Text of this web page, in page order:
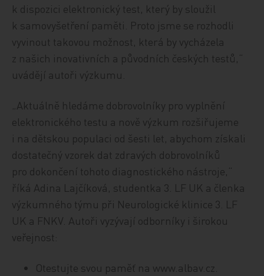
k dispozici elektronický test, který by sloužil
k samovyšetření paměti. Proto jsme se rozhodli
vyvinout takovou možnost, která by vycházela
z našich inovativních a původních českých testů,“
uvádějí autoři výzkumu.
„Aktuálně hledáme dobrovolníky pro vyplnění
elektronického testu a nově výzkum rozšiřujeme
i na dětskou populaci od šesti let, abychom získali
dostatečný vzorek dat zdravých dobrovolníků
pro dokončení tohoto diagnostického nástroje,“
říká Adina Lajčíková, studentka 3. LF UK a členka
výzkumného týmu při Neurologické klinice 3. LF
UK a FNKV. Autoři vyzývají odborníky i širokou
veřejnost:
Otestujte svou paměť na www.albav.cz.